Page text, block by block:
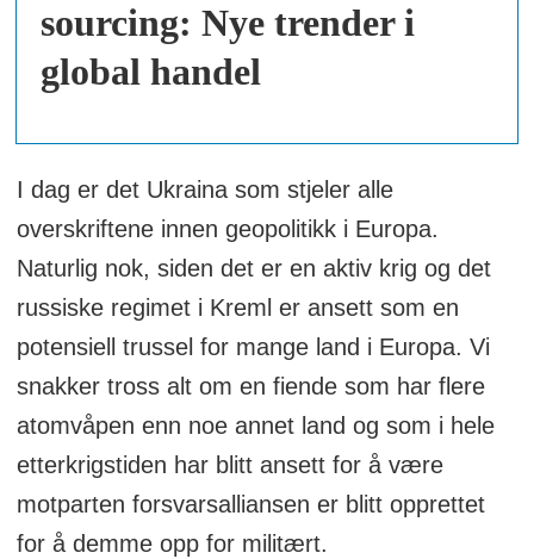
sourcing: Nye trender i
global handel
I dag er det Ukraina som stjeler alle
overskriftene innen geopolitikk i Europa.
Naturlig nok, siden det er en aktiv krig og det
russiske regimet i Kreml er ansett som en
potensiell trussel for mange land i Europa. Vi
snakker tross alt om en fiende som har flere
atomvåpen enn noe annet land og som i hele
etterkrigstiden har blitt ansett for å være
motparten forsvarsalliansen er blitt opprettet
for å demme opp for militært.